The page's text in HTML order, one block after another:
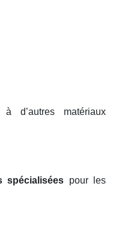
d’autres matériaux
spécialisées pour les